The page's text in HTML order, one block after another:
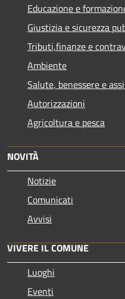
Educazione e
Giustizia e sicurezza
Tributi,finanze e
Ambiente
Salute, benessere e
Autorizzazioni
Agricoltura e pesca
NOVITÀ
Notizie
Comunicati
Avvisi
VIVERE IL COMUNE
Luoghi
Eventi